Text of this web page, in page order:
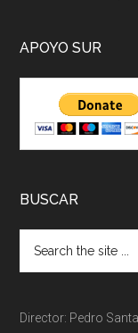
APOYO SUR
BUSCAR
Director: Pedro